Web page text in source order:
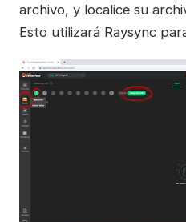
archivo, y localice su
Esto utilizará Raysync